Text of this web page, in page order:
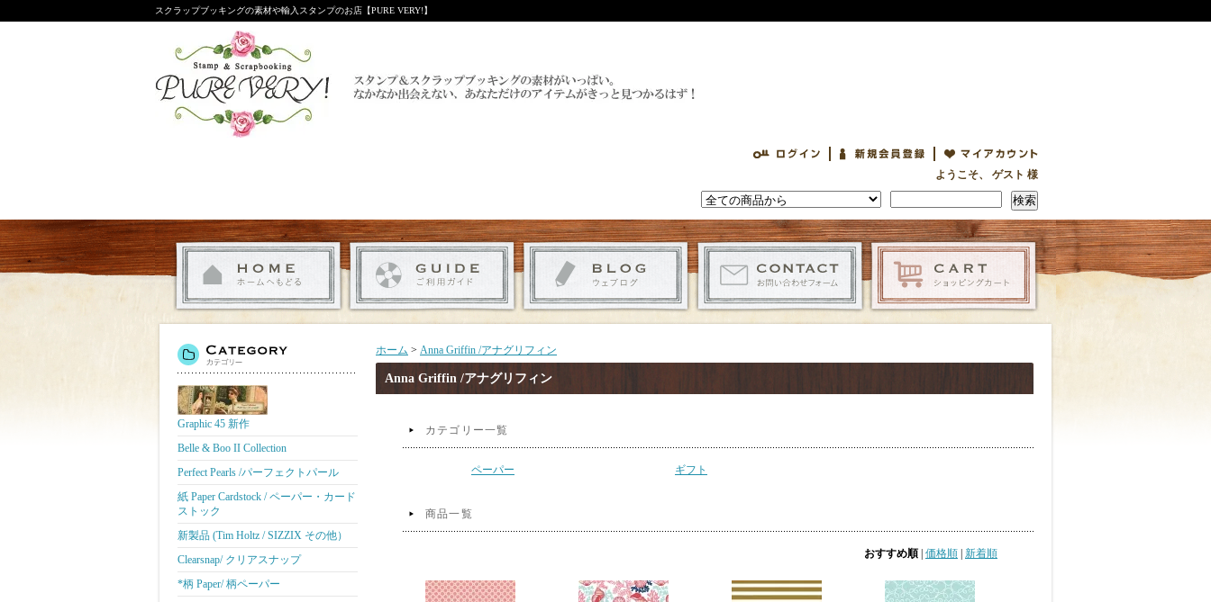
スクラップブッキングの素材や輸入スタンプのお店【PURE VERY!】
ようこそ、 ゲスト 様
検索
Graphic 45 新作
Belle & Boo II Collection
Perfect Pearls /パーフェクトパール
紙 Paper Cardstock / ペーパー・カード
ストック
新製品 (Tim Holtz / SIZZIX その他）
Clearsnap/ クリアスナップ
*柄 Paper/ 柄ペーパー
ホーム > Anna Griffin /アナグリフィン
Anna Griffin /アナグリフィン
カテゴリー一覧
ペーパー ギフト
商品一覧
おすすめ順 価格順 新着順